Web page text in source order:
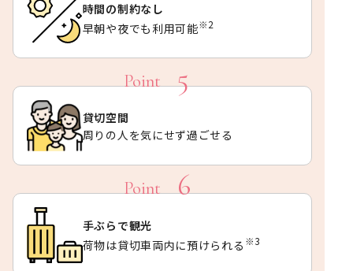
時間の制約なし
早朝や夜でも利用可能※2
貸切空間
周りの人を気にせず過ごせる
手ぶらで観光
荷物は貸切車両内に預けられる ※3